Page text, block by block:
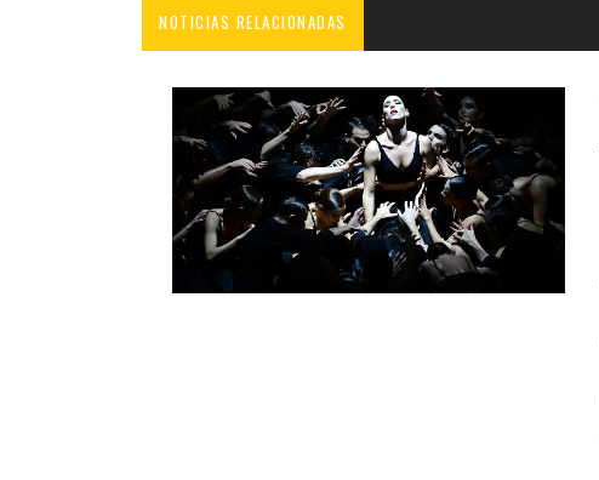
NOTICIAS RELACIONADAS